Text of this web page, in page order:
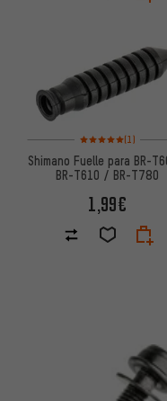
Valoración media:
(1)
Shimano Fuelle para BR-
BR-T610 / BR-T780
1,99€